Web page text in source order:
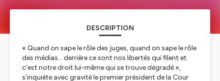
DESCRIPTION
« Quand on sape le rôle des juges, quand on sape le rôle
des médias… derrière ce sont nos libertés qui filent et
c’est notre droit lui-même qui se trouve dégradé »,
s’inquiète avec gravité le premier président de la Cour